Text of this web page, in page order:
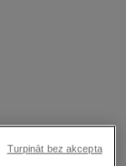
Turpināt bez akcepta